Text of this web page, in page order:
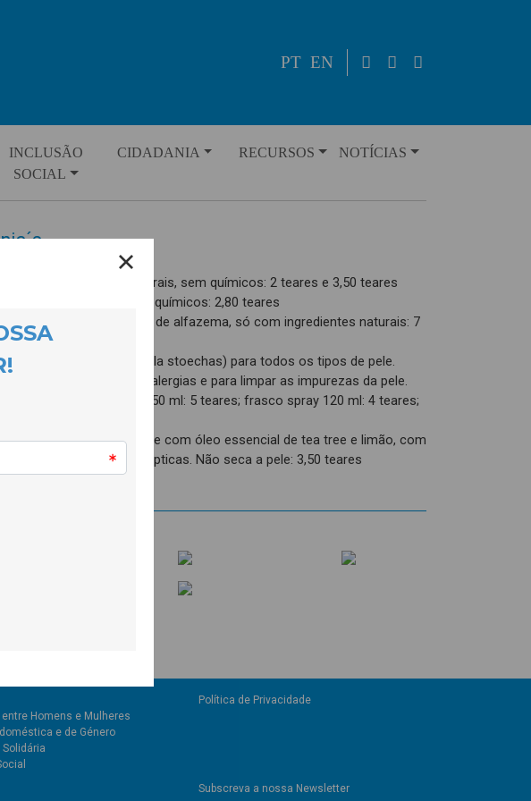
PT EN
INCLUSÃO
SOCIAL
CIDADANIA RECURSOS NOTÍCIAS
de glicerina 100% naturais, sem químicos: 2 teares e 3,50 teares
labial 100% natural, sem químicos: 2,80 teares
massagem e aromática de alfazema, só com ingredientes naturais: 7
de rosmaninho (lavandula stoechas) para todos os tipos de pele.
para picadas de insectos, alergias e para limpar as impurezas da pele.
Garrafa de vidro 250 ml: 5 teares; frasco spray 120 ml: 4 teares;
desinfetantes de azeite com óleo essencial de tea tree e limão, com
antifúngicas e antissépticas. Não seca a pele: 3,50 teares
Homens e Mulheres
e de Género
Política de Privacidade
Subscreva a nossa Newsletter